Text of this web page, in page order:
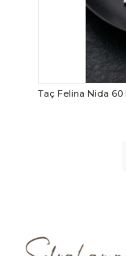
Taç Calista